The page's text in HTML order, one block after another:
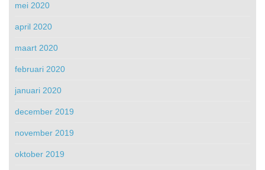
mei 2020
april 2020
maart 2020
februari 2020
januari 2020
december 2019
november 2019
oktober 2019